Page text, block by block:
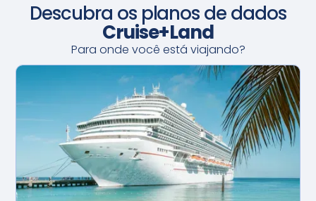
Descubra os planos de dados
Cruise+Land
Para onde você está viajando?